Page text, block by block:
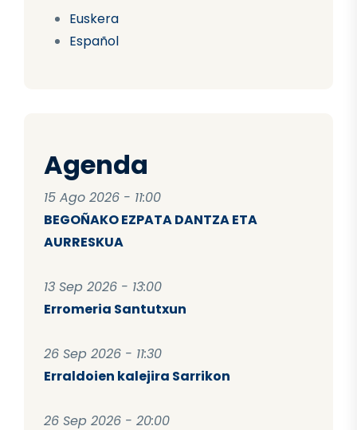
Euskera
Español
Agenda
15 Ago 2026 - 11:00
BEGOÑAKO EZPATA DANTZA ETA
AURRESKUA
13 Sep 2026 - 13:00
Erromeria Santutxun
26 Sep 2026 - 11:30
Erraldoien kalejira Sarrikon
26 Sep 2026 - 20:00